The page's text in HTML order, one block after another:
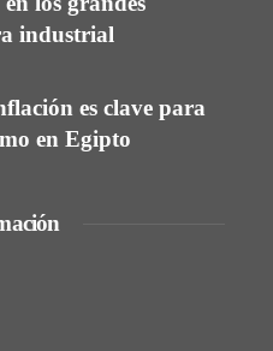
industrial
es clave para
en Egipto